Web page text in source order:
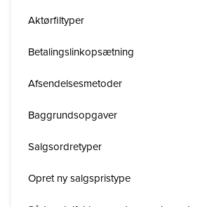
Aktørfiltyper
Betalingslinkopsætning
Afsendelsesmetoder
Baggrundsopgaver
Salgsordretyper
Opret ny salgspristype